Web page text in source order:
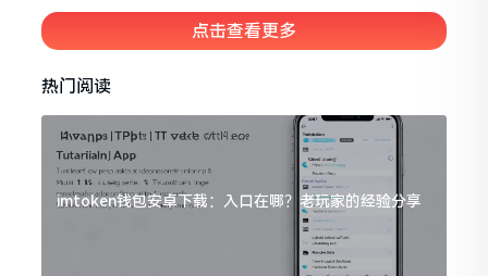
况
点击查看更多
热门阅读
imtoken钱包安卓下载：入口在哪？老玩家的经验分享